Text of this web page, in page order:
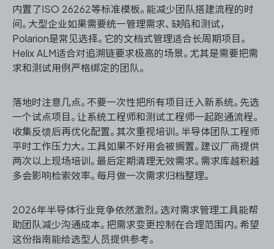
内置了ISO 26262等标准模板。能减少团队搭建流程的时
间。大型企业如果需要统一管理需求、缺陷和测试，
Polarion是常见选择。它的文档式管理适合长周期项目。
Helix ALM适合对追溯链要求极高的场景。尤其是需要把需
求和测试用例严格绑定的团队。
落地时注意几点。不要一次性把所有项目迁入新系统。先选
一个试点项目。让系统工程师和测试工程师一起跑通流程。
收集反馈后再优化配置。其次重视培训。半导体团队工程师
平时工作压力大。工具如果不好用会被搁置。建议厂商提供
两次以上现场培训。最后定期清理无效需求。需求库越积越
多会影响检索效率。每月做一次需求归档整理。
2026年半导体行业竞争依然激烈。选对需求管理工具能帮
助团队减少沟通成本。把需求变更控制在合理范围内。希望
这份指南能给选型人员提供参考。